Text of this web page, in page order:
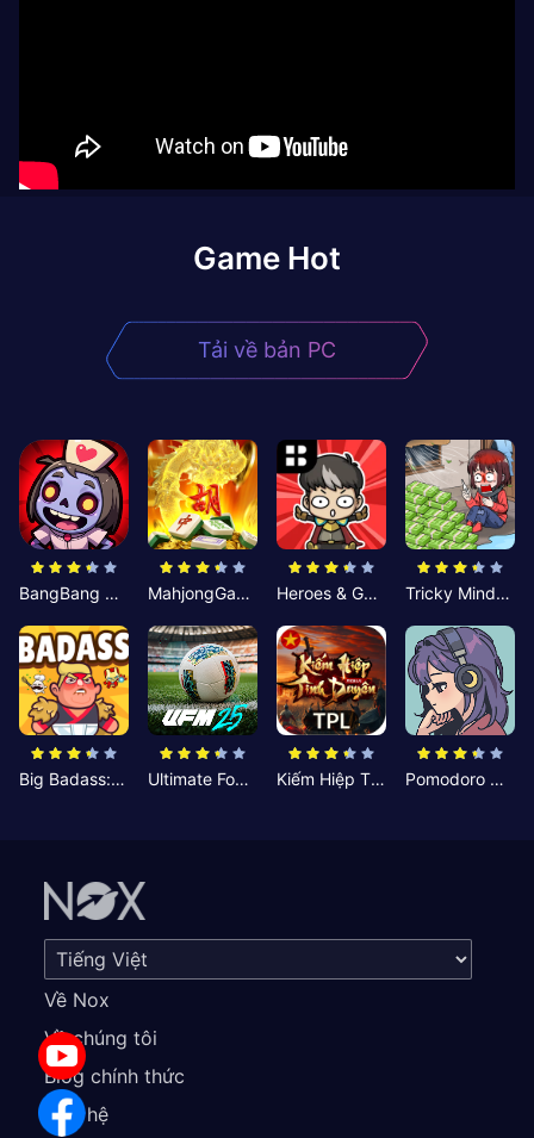
Game Hot
Tải về bản PC
BangBang Zombies:Chiến Shelter MahjongGame Heroes & Gear? Yoink! Tricky Minds: Brainy Puzzle
Big Badass: Game AFK Idle RPG Ultimate Football Manager Kiếm Hiệp Tình Duyên Pomodoro Nhỏ: Giờ Tập Trung
Về Nox
Về chúng tôi
Blog chính thức
Liên hệ